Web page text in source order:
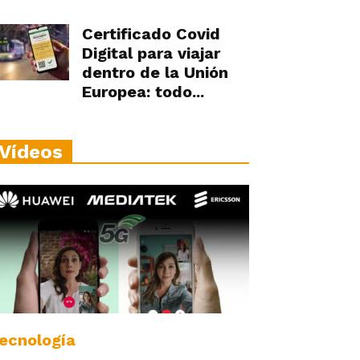
Certificado Covid
Digital para viajar
dentro de la Unión
Europea: todo...